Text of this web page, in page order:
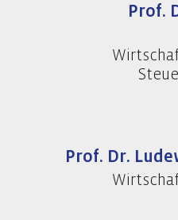
Prof.
Prof. Dr.